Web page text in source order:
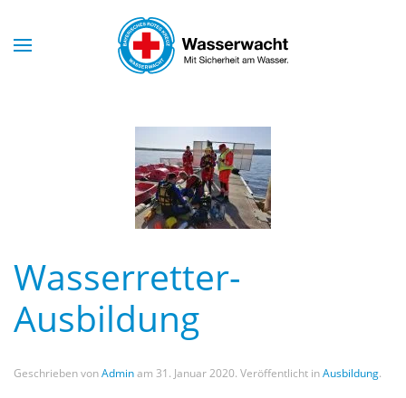
Skip to main content
Wasserretter-
Ausbildung
Geschrieben vonAdminam 31. Januar 2020. Veröffentlicht inAusbildung.